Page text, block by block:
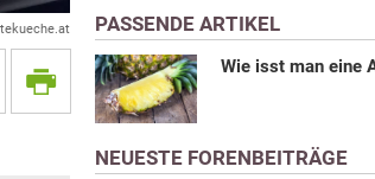
PASSENDE ARTIKEL
Wie isst man eine
NEUESTE FORENBEITRÄGE